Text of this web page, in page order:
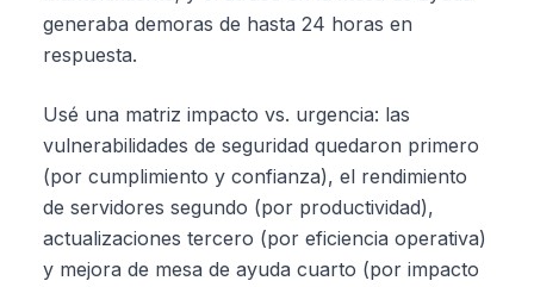
generaba demoras de hasta 24 horas en
respuesta.
Usé una matriz impacto vs. urgencia: las
vulnerabilidades de seguridad quedaron primero
(por cumplimiento y confianza), el rendimiento
de servidores segundo (por productividad),
actualizaciones tercero (por eficiencia operativa)
y mejora de mesa de ayuda cuarto (por impacto